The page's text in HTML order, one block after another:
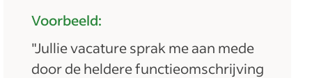
Voorbeeld:
"Jullie vacature sprak me aan mede
door de heldere functieomschrijving